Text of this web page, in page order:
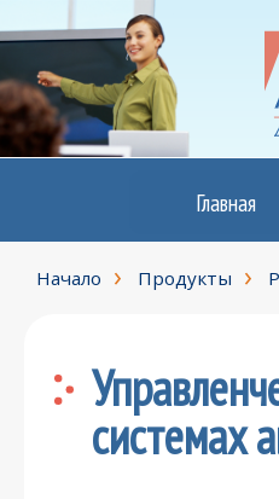
Главная
Начало Продукты
системах